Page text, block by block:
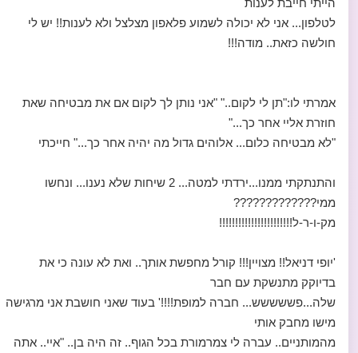
הייתי חייבת לענות
לטלפון... אני לא יכולה לשמוע פלאפון מצלצל ולא לענות!! יש לי
חולשה כזאת.. מודה!!!
אמרתי לו:"תן לי לקום.." "אני נותן לך לקום אם את מבטיחה שאת
חוזרת אליי אחר כך..."
"לא מבטיחה כלום... אלוהים גדול מה יהיה אחר כך..." חייכתי
והתנתקתי ממנו...ירדתי למטה... 2 שיחות שלא נענו... ונחשו
ממי?????????????
מק-ו-ר-ל!!!!!!!!!!!!!!!!!!!!!!!
'יופי דניאל!! מצויין!!! קורל מחפשת אותך.. ואת לא עונה כי את
בדיוקק מתנשקת עם חבר
שלה...פששששש... חברה למופת!!!!' בעוד שאני חושבת אני מרגישה
מישו מחבק אותי
מהמותניים.. עברה לי צמרמורת בכל הגוף.. זה היה בן.. "איי.. אתה